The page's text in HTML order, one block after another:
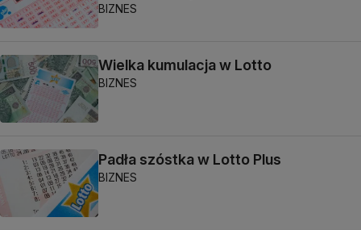
BIZNES
Wielka kumulacja w Lotto
BIZNES
Padła szóstka w Lotto Plus
BIZNES